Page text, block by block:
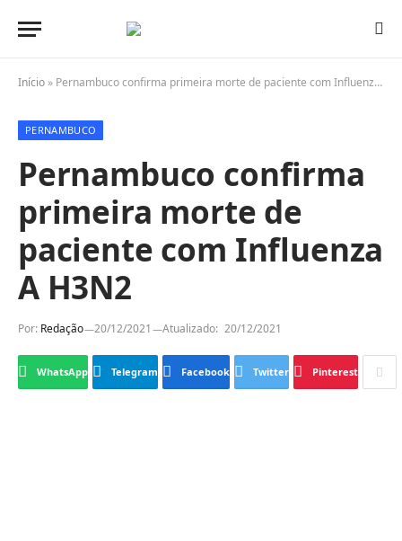
Início » Pernambuco confirma primeira morte de paciente com Influenza A H3N2
PERNAMBUCO
Pernambuco confirma
primeira morte de
paciente com Influenza
A H3N2
Por: Redação 20/12/2021 Atualizado: 20/12/2021
WhatsApp Telegram Facebook Twitter Pinterest